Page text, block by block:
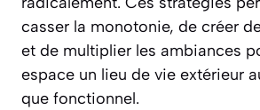
casser la monotonie, de créer
et de multiplier les ambiances
espace un lieu de vie extérieur
que fonctionnel.